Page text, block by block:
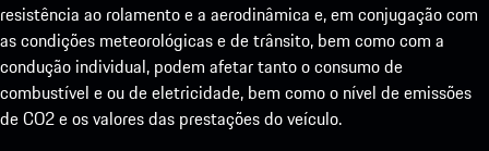
resistência ao rolamento e a aerodinâmica e, em conjugação com
as condições meteorológicas e de trânsito, bem como com a
condução individual, podem afetar tanto o consumo de
combustível e ou de eletricidade, bem como o nível de emissões
de CO2 e os valores das prestações do veículo.